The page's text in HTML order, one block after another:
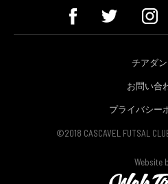
チアダ
お問い合
プライバシー
©2018 CASCAVEL FUTSAL
Website